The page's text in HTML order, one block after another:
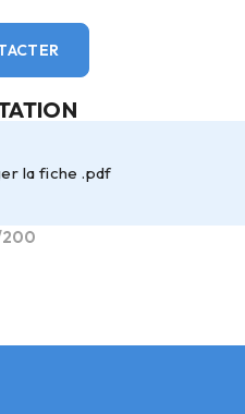
la fiche .pdf